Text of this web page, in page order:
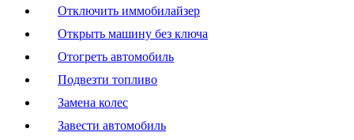
Отключить иммобилайзер
Открыть машину без ключа
Отогреть автомобиль
Подвезти топливо
Замена колес
Завести автомобиль